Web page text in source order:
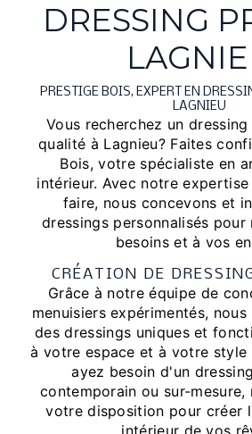
DRESSING
PRESTIGE BOIS, EXPERT EN
LAGNIEU
Vous recherchez un
qualité à Lagnieu? Faites
Bois, votre spécialiste en
intérieur. Avec notre
faire, nous concevons et
dressings personnalisés
besoins et à vos
CRÉATION DE
Grâce à notre équipe de
menuisiers expérimentés,
des dressings uniques et
à votre espace et à votre style
ayez besoin d'un
contemporain ou sur-mesure,
votre disposition pour créer